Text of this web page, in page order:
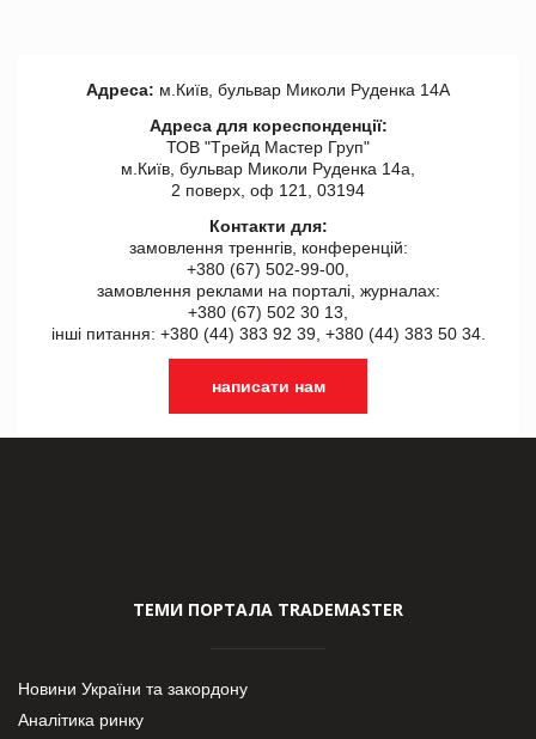
Адреса: м.Київ, бульвар Миколи Руденка 14А
Адреса для кореспонденції:
ТОВ "Tрейд Мастер Груп"
м.Київ, бульвар Миколи Руденка 14а,
2 поверх, оф 121, 03194
Контакти для:
замовлення треннгів, конференцій:
+380 (67) 502-99-00,
замовлення реклами на порталі, журналах:
+380 (67) 502 30 13,
інші питання: +380 (44) 383 92 39, +380 (44) 383 50 34.
написати нам
ТЕМИ ПОРТАЛА TRADEMASTER
Новини України та закордону
Аналітика ринку